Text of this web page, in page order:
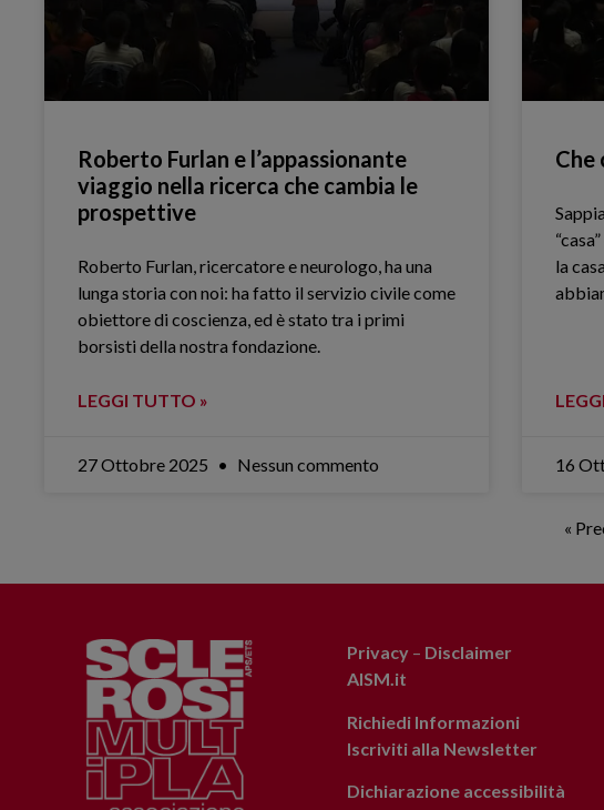
Roberto Furlan e l’appassionante
viaggio nella ricerca che cambia le
prospettive
Roberto Furlan, ricercatore e neurologo, ha una
lunga storia con noi: ha fatto il servizio civile come
obiettore di coscienza, ed è stato tra i primi
borsisti della nostra fondazione.
LEGGI TUTTO »
27 Ottobre 2025 Nessun commento
Che
la
16
«
Privacy– Disclaimer
AISM.it
Richiedi Informazioni
Iscriviti alla Newsletter
Dichiarazione accessibilità